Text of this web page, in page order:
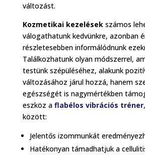
változást.
Kozmetikai kezelésekszámos
válogathatunk kedvünkre, azonban
részletesebben informálódnunk
Találkozhatunk olyan módszerrel,
testünk szépüléséhez, alakunk
változásához járul hozzá, hanem
egészségét is nagymértékben
eszköz a flabélos vibrációs tréner
között:
Jelentős izommunkát
Hatékonyan támadhatjuk a